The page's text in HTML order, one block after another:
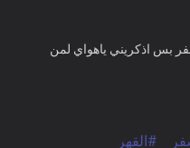
بس اذكريني ياهواي لمن
#القهر